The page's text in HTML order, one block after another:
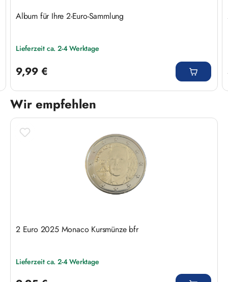
Album für Ihre 2-Euro-Sammlung
Lieferzeit ca. 2-4 Werktage
9,99 €
Wir empfehlen
Produktgalerie überspringen
2 Euro 2025 Monaco Kursmünze bfr
Lieferzeit ca. 2-4 Werktage